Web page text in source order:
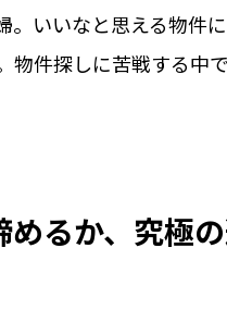
いいなと思える物件
件探しに苦戦する中
るか、究極